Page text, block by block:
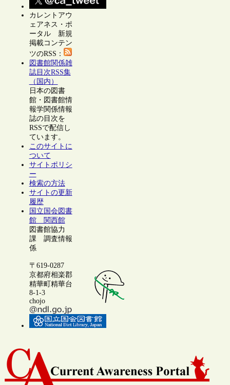
カレントアウ
ェアネス・ポ
ータル 新規
掲載コンテン
ツのRSS：
図書館関係雑
誌目次RSS集
（国内）
日本の図書
館・図書館情
報学関係情報
誌の目次を
RSSで配信し
ています。
このサイトに
ついて
サイトポリシ
ー
検索の方法
サイトの更新
履歴
国立国会図書
館 関西館
図書館協力
課 調査情報
係
〒619-0287
京都府相楽郡
精華町精華台
8-1-3
chojo